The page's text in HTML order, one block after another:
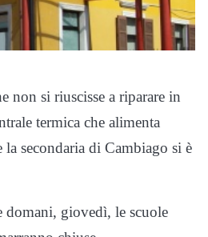
non si riuscisse a riparare in
termica che alimenta
secondaria di Cambiago si è
domani, giovedì, le scuole